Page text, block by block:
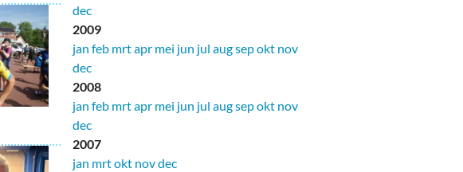
dec
2009
jan feb mrtapr mei jun jul augsepokt nov
dec
2008
jan feb mrtapr mei jun jul augsepokt nov
dec
2007
jan mrtokt novdec